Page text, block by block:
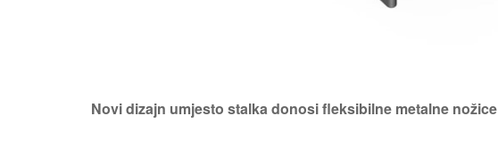
Novi dizajn umjesto stalka donosi fleksibilne metalne nožice